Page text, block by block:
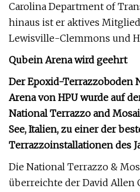
Carolina Department of
hinaus ist er aktives
Lewisville-Clemmons und
Qubein Arena wird geehrt
Der Epoxid-Terrazzoboden
Arena von HPU wurde auf
National Terrazzo and
See, Italien, zu einer der
Terrazzoinstallationen des
Die National Terrazzo &
überreichte der David Allen